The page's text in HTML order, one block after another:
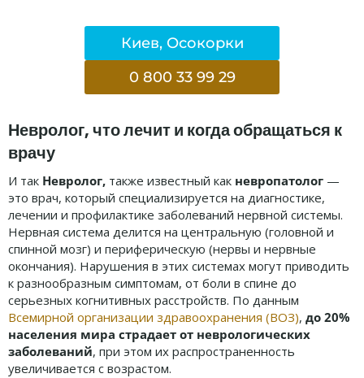
Киев, Осокорки
0 800 33 99 29
Невролог, что лечит и когда обращаться к
врачу
И так Невролог, также известный как невропатолог —
это врач, который специализируется на диагностике,
лечении и профилактике заболеваний нервной системы.
Нервная система делится на центральную (головной и
спинной мозг) и периферическую (нервы и нервные
окончания). Нарушения в этих системах могут приводить
к разнообразным симптомам, от боли в спине до
серьезных когнитивных расстройств. По данным
Всемирной организации здравоохранения (ВОЗ), до 20%
населения мира страдает от неврологических
заболеваний, при этом их распространенность
увеличивается с возрастом.